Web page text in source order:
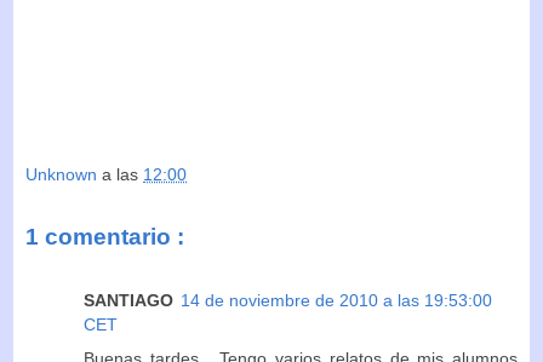
Unknown a las 12:00
1 comentario :
SANTIAGO 14 de noviembre de 2010 a las 19:53:00
CET
Buenas tardes. Tengo varios relatos de mis alumnos